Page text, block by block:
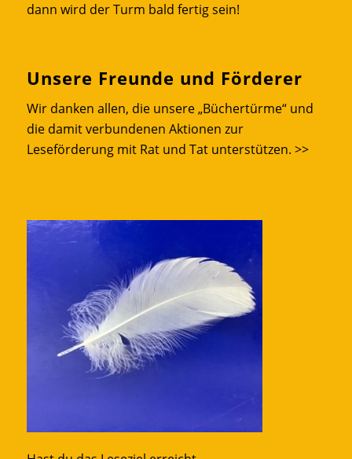
dann wird der Turm bald fertig sein!
Unsere Freunde und Förderer
Wir danken allen, die unsere „Büchertürme“ und
die damit verbundenen Aktionen zur
Leseförderung mit Rat und Tat unterstützen. >>